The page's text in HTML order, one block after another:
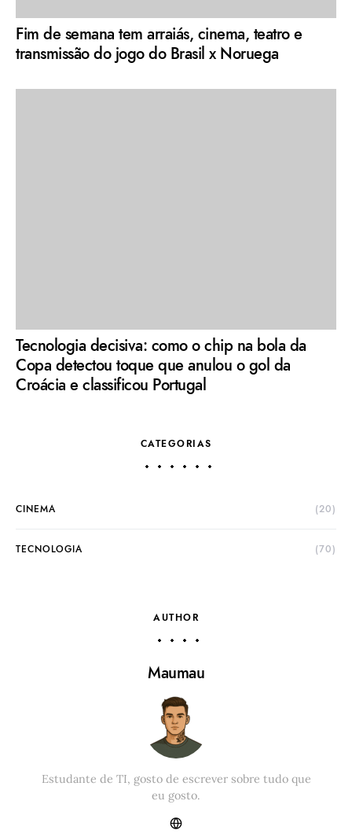
Fim de semana tem arraiás, cinema, teatro e
transmissão do jogo do Brasil x Noruega
Tecnologia decisiva: como o chip na bola da
Copa detectou toque que anulou o gol da
Croácia e classificou Portugal
CATEGORIAS
CINEMA (20)
TECNOLOGIA (70)
AUTHOR
Maumau
Estudante de TI, gosto de escrever sobre tudo que
eu gosto.